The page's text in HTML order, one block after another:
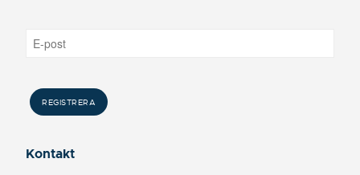
Kontakt